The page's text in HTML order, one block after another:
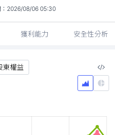
2026/08/06 05:30
獲利能力 安全性分析
東權益